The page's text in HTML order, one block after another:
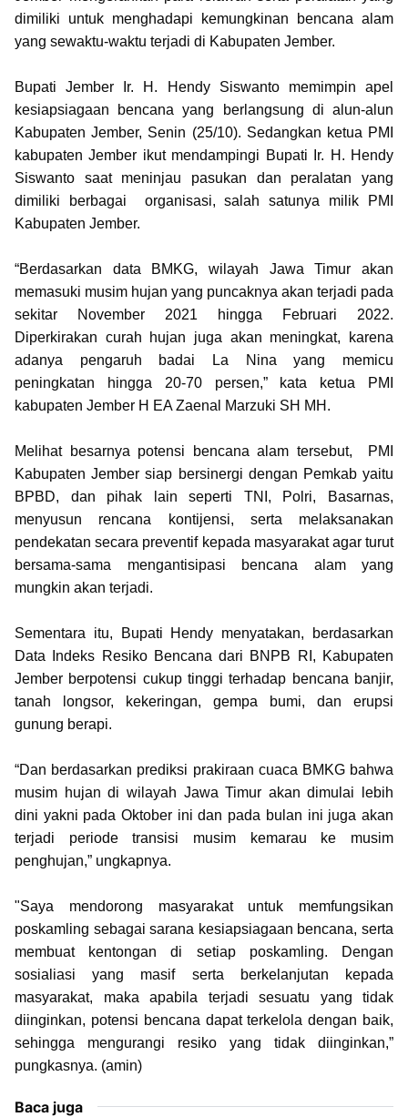
dimiliki untuk menghadapi kemungkinan bencana alam
yang sewaktu-waktu terjadi di Kabupaten Jember.
Bupati Jember Ir. H. Hendy Siswanto memimpin apel
kesiapsiagaan bencana yang berlangsung di alun-alun
Kabupaten Jember, Senin (25/10). Sedangkan ketua PMI
kabupaten Jember ikut mendampingi Bupati Ir. H. Hendy
Siswanto saat meninjau pasukan dan peralatan yang
dimiliki berbagai organisasi, salah satunya milik PMI
Kabupaten Jember.
“Berdasarkan data BMKG, wilayah Jawa Timur akan
memasuki musim hujan yang puncaknya akan terjadi pada
sekitar November 2021 hingga Februari 2022.
Diperkirakan curah hujan juga akan meningkat, karena
adanya pengaruh badai La Nina yang memicu
peningkatan hingga 20-70 persen,” kata ketua PMI
kabupaten Jember H EA Zaenal Marzuki SH MH.
Melihat besarnya potensi bencana alam tersebut, PMI
Kabupaten Jember siap bersinergi dengan Pemkab yaitu
BPBD, dan pihak lain seperti TNI, Polri, Basarnas,
menyusun rencana kontijensi, serta melaksanakan
pendekatan secara preventif kepada masyarakat agar turut
bersama-sama mengantisipasi bencana alam yang
mungkin akan terjadi.
Sementara itu, Bupati Hendy menyatakan, berdasarkan
Data Indeks Resiko Bencana dari BNPB RI, Kabupaten
Jember berpotensi cukup tinggi terhadap bencana banjir,
tanah longsor, kekeringan, gempa bumi, dan erupsi
gunung berapi.
“Dan berdasarkan prediksi prakiraan cuaca BMKG bahwa
musim hujan di wilayah Jawa Timur akan dimulai lebih
dini yakni pada Oktober ini dan pada bulan ini juga akan
terjadi periode transisi musim kemarau ke musim
penghujan,” ungkapnya.
"Saya mendorong masyarakat untuk memfungsikan
poskamling sebagai sarana kesiapsiagaan bencana, serta
membuat kentongan di setiap poskamling. Dengan
sosialiasi yang masif serta berkelanjutan kepada
masyarakat, maka apabila terjadi sesuatu yang tidak
diinginkan, potensi bencana dapat terkelola dengan baik,
sehingga mengurangi resiko yang tidak diinginkan,”
pungkasnya. (amin)
Baca juga